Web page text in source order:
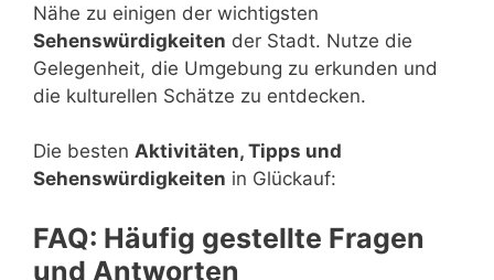
Nähe zu einigen der wichtigsten
Sehenswürdigkeiten der Stadt. Nutze die
Gelegenheit, die Umgebung zu erkunden und
die kulturellen Schätze zu entdecken.
Die besten Aktivitäten, Tipps und
Sehenswürdigkeiten in Glückauf:
FAQ: Häufig gestellte Fragen
und Antworten